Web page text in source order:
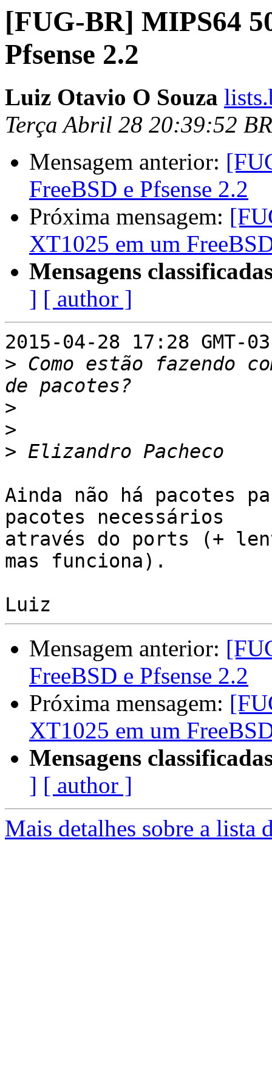
[FUG-BR] MIPS64
Pfsense 2.2
Luiz Otavio O Souza
Terça Abril 28 20:39:52
Mensagem anterior:
FreeBSD e Pfsense 2.2
Próxima mensagem:
XT1025 em um
Mensagens
] [ author ]
2015-04-28 17:28 GMT-
> Como estão fazendo
>
>
>
Ainda não há pacotes
pacotes necessários
através do ports (+
mas funciona).
Mensagem anterior:
FreeBSD e Pfsense 2.2
Próxima mensagem:
XT1025 em um
Mensagens
] [ author ]
Mais detalhes sobre a lista